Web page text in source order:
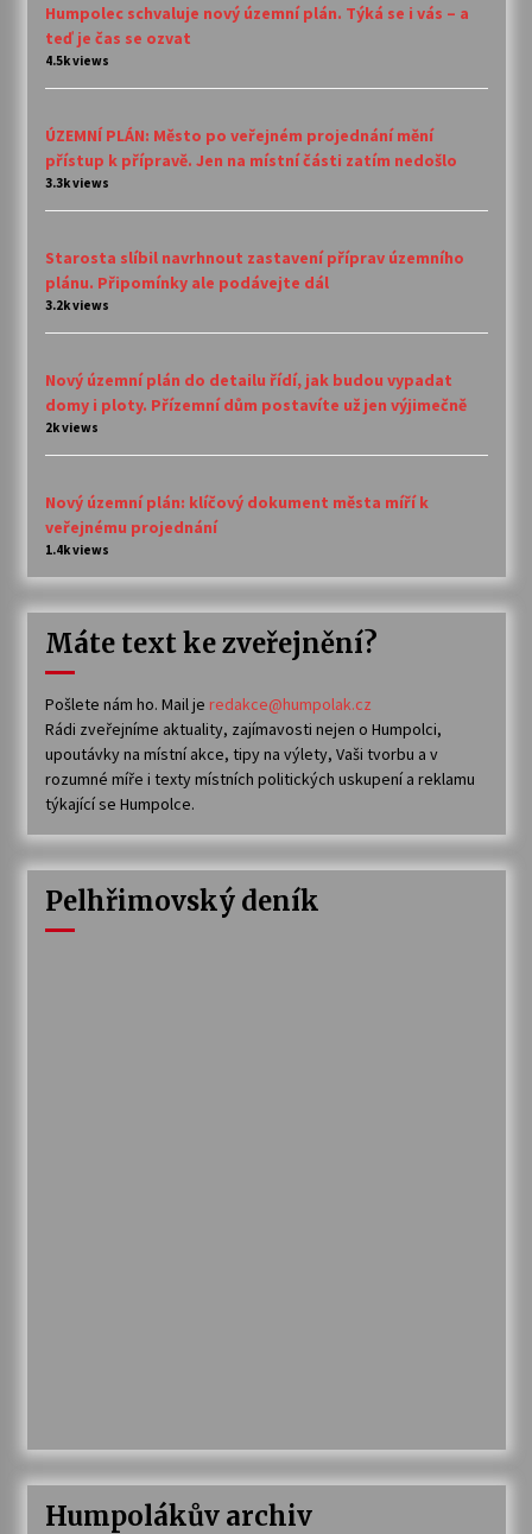
Humpolec schvaluje nový územní plán. Týká se i vás – a
teď je čas se ozvat
4.5k views
ÚZEMNÍ PLÁN: Město po veřejném projednání mění
přístup k přípravě. Jen na místní části zatím nedošlo
3.3k views
Starosta slíbil navrhnout zastavení příprav územního
plánu. Připomínky ale podávejte dál
3.2k views
Nový územní plán do detailu řídí, jak budou vypadat
domy i ploty. Přízemní dům postavíte už jen výjimečně
2k views
Nový územní plán: klíčový dokument města míří k
veřejnému projednání
1.4k views
Máte text ke zveřejnění?
Pošlete nám ho. Mail je redakce@humpolak.cz
Rádi zveřejníme aktuality, zajímavosti nejen o Humpolci,
upoutávky na místní akce, tipy na výlety, Vaši tvorbu a v
rozumné míře i texty místních politických uskupení a reklamu
týkající se Humpolce.
Pelhřimovský deník
Humpolákův archiv